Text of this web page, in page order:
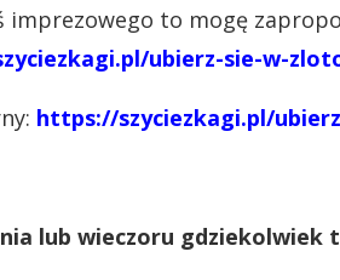
imprezowego to mogę
ubierz-sie-w-
https://szyciezkagi.pl/
lub wieczoru